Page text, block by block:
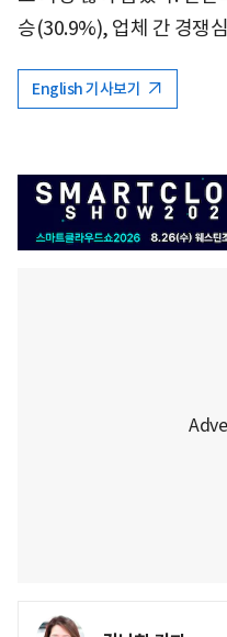
승(30.9%), 업체 간 경쟁
English 기사보기